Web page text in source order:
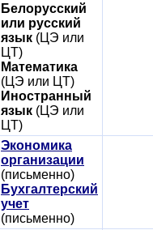
Белорусский
или русский
язык (ЦЭ или
ЦТ)
Математика
(ЦЭ или ЦТ)
Иностранный
язык (ЦЭ или
ЦТ)
Экономика
организации
(письменно)
Бухгалтерский
учет
(письменно)